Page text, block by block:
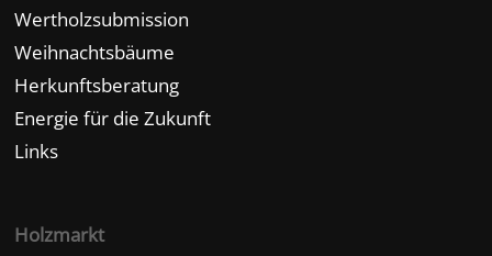
Wertholzsubmission
Weihnachtsbäume
Herkunftsberatung
Energie für die Zukunft
Links
Holzmarkt